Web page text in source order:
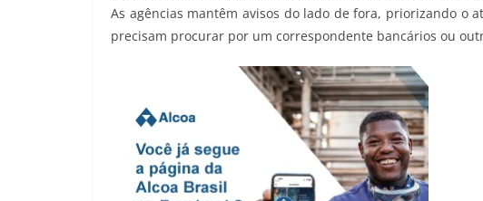
As agências mantêm avisos do lado de fora, priorizando o
precisam procurar por um correspondente bancários ou